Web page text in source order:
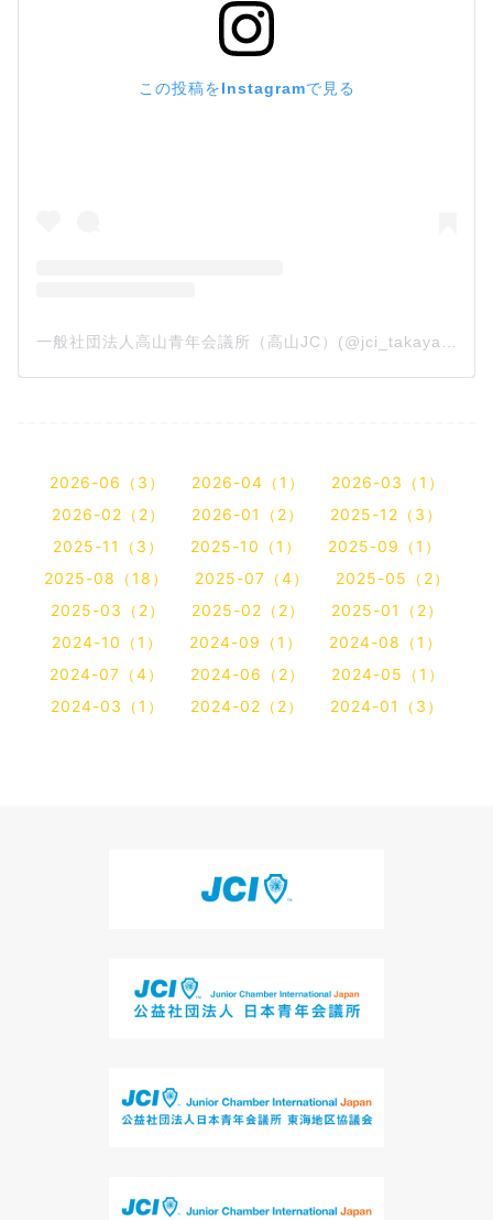
この投稿をInstagramで見る
2026-06（3） 2026-04（1）
2026-03（1）
2026-02（2）
2026-01（2）
2025-12（3）
2025-11（3）
2025-10（1）
2025-09（1）
2025-08（18）
2025-07（4）
2025-05（2）
2025-03（2）
2025-02（2）
2025-01（2）
2024-10（1）
2024-09（1）
2024-08（1）
2024-07（4）
2024-06（2）
2024-05（1）
2024-03（1）
2024-02（2） 2024-01（3）